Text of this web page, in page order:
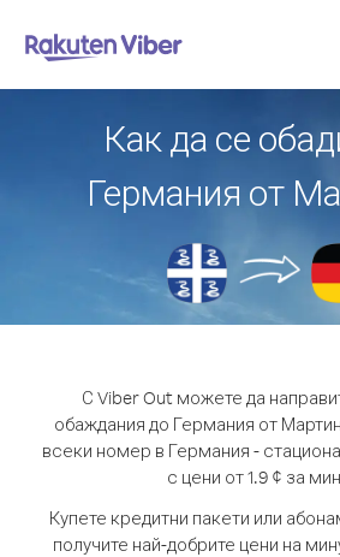
Как да се
Германия от
С Viber Out можете да
обаждания до Германия от
всеки номер в Германия -
с цени от 1.9 ¢ за
Купете кредитни пакети или
получите най-добрите цени на